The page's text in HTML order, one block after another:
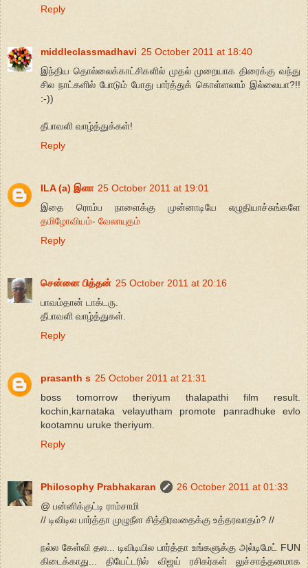
Reply
middleclassmadhavi 25 October 2011 at 18:40
இந்திய தொல்லைக்காட்சிகளில் முதல் முறையாக திரைக்கு வந்து
சில நாட்களில் போடும் போது பார்த்துக் கொள்ளலாம் இல்லையா?!!
:-))
தீபாவளி வாழ்த்துக்கள்!
Reply
ILA (a) இளா 25 October 2011 at 19:01
இதை ரொம்ப நாளைக்கு முன்னாடியே எழுதியாச்சுங்களே
தமிழோவியம்- வேலாயுதம்
Reply
சென்னை பித்தன் 25 October 2011 at 20:16
பாவம்தான் டாக்டரு.
தீபாவளி வாழ்த்துகள்.
Reply
prasanth s 25 October 2011 at 21:31
boss tomorrow theriyum thalapathi film result.
kochin,karnataka velayutham promote panradhuke evlo
kootamnu uruke theriyum.
Reply
Philosophy Prabhakaran
26 October 2011 at 01:33
@ பன்னிக்குட்டி ராம்சாமி
// டிவிடில பார்த்தா முழுநீள சித்திரவதைக்கு உத்தரவாதம்? //
நல்ல கேள்வி தல... டிவிடியில பார்த்தா உங்களுக்கு அல்டிமேட் FUN
கிடைக்காது... தியேட்டரில் விஜய் ரசிகர்கள் லுச்சாத்தனமாக